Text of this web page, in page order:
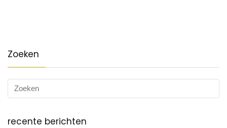
Zoeken
recente berichten